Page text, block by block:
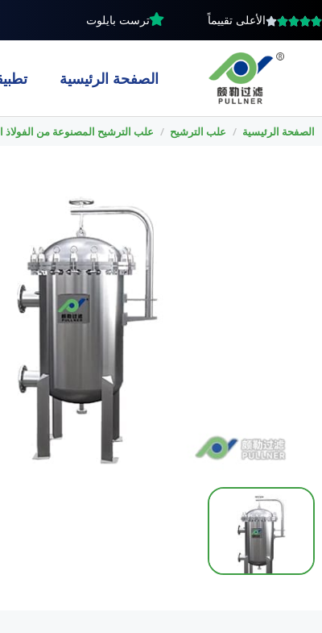
إلى
المحتوى
الأعلى تقييماً ترست بايلوت
الصفحة الرئيسية
الصفحة الرئيسية / علب الترشيح / علب الترشيح المصنوعة من الفولاذ